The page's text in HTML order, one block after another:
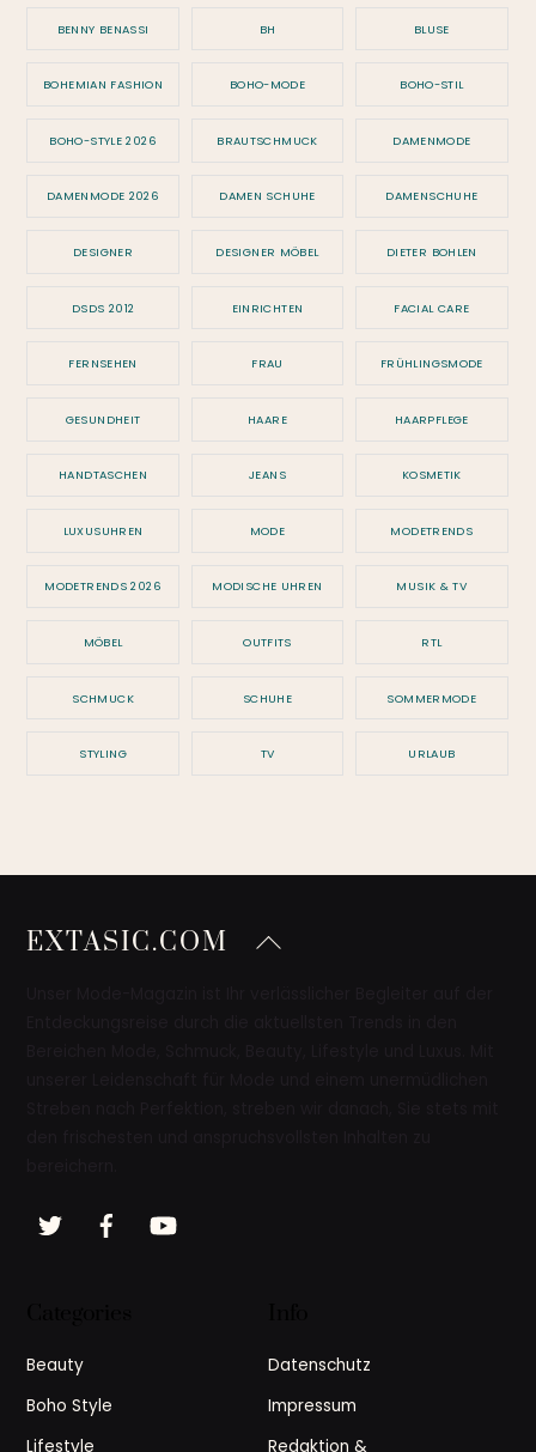
BENNY BENASSI BH BLUSE
BOHEMIAN FASHION BOHO-MODE BOHO-STIL
BOHO-STYLE 2026 BRAUTSCHMUCK DAMENMODE
DAMENMODE 2026 DAMEN SCHUHE DAMENSCHUHE
DESIGNER DESIGNER MÖBEL DIETER BOHLEN
DSDS 2012 EINRICHTEN FACIAL CARE
FERNSEHEN FRAU FRÜHLINGSMODE
GESUNDHEIT HAARE HAARPFLEGE
HANDTASCHEN JEANS KOSMETIK
LUXUSUHREN MODE MODETRENDS
MODETRENDS 2026 MODISCHE UHREN MUSIK & TV
MÖBEL OUTFITS RTL
SCHMUCK SCHUHE SOMMERMODE
STYLING TV URLAUB
Back
EXTASIC.COM
Twitter
Beauty
Boho Style
Lifestyle
Datenschutz
Impressum
Redaktion &